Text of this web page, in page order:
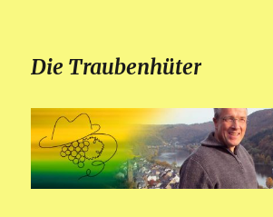
Die Traubenhüter